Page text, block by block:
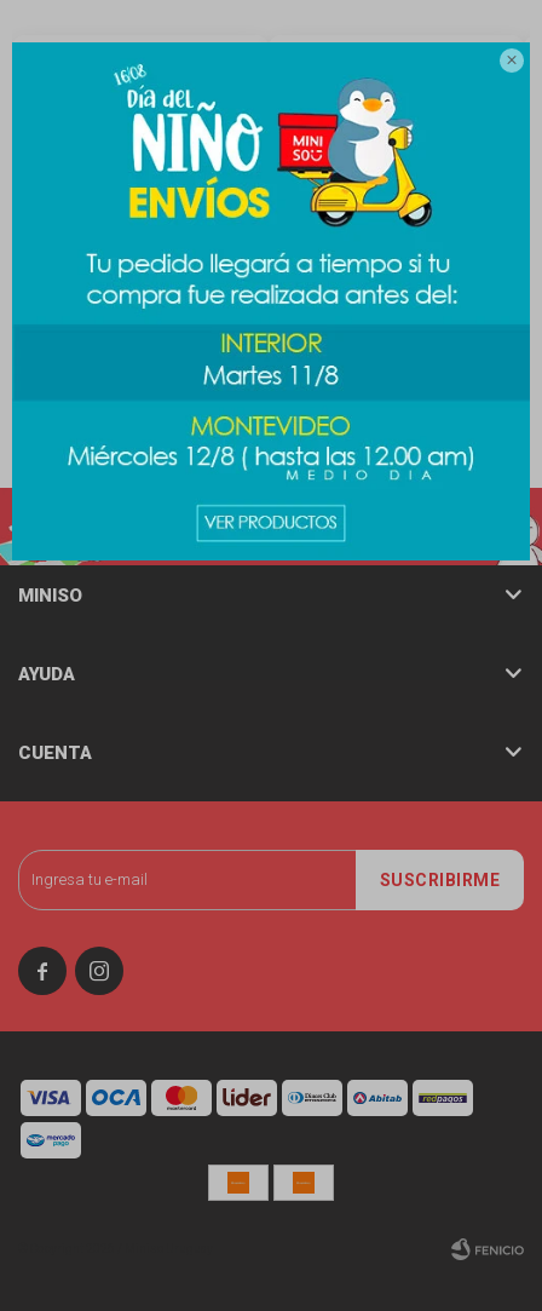

Peluche ovejita - lavanda
Blancanieves
789
SUSCRIBIRME
 
MINISO
AYUDA
CUENTA